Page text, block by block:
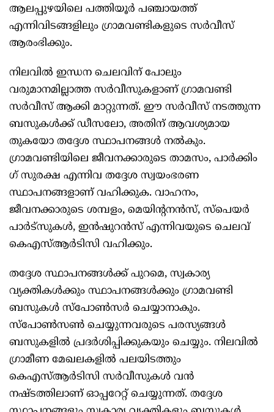
ആലപ്പുഴയിലെ പത്തിയൂർ പഞ്ചായത്ത്
എന്നിവിടങ്ങളിലും ​​ഗ്രാമവണ്ടികളുടെ സർവീസ്
ആരംഭിക്കും.
നിലവിൽ ഇന്ധന ചെലവിന് പോലും
വരുമാനമില്ലാത്ത സർവീസുകളാണ് ​ഗ്രാമവണ്ടി
സർവീസ് ആക്കി മാറ്റുന്നത്. ഈ സർവീസ് നടത്തുന്ന
ബസുകൾക്ക് ഡീസലോ, അതിന് ആവശ്യമായ
തുകയോ തദ്ദേശ സ്ഥാപനങ്ങൾ നൽകും. ​
ഗ്രാമവണ്ടിയിലെ ജീവനക്കാരുടെ താമസം, പാർക്കിം​
ഗ് സുരക്ഷ എന്നിവ തദ്ദേശ സ്വയംഭരണ
സ്ഥാപനങ്ങളാണ് വഹിക്കുക. വാഹനം,
ജീവനക്കാരുടെ ശമ്പളം, മെയിന്റനൻസ്, സ്പെയർ
പാർട്സുകൾ, ഇൻഷുറൻസ് എന്നിവയുടെ ചെലവ്
കെഎസ്ആർടിസി വഹിക്കും.
തദ്ദേശ സ്ഥാപനങ്ങൾക്ക് പുറമെ, സ്വകാര്യ
വ്യക്തികൾക്കും സ്ഥാപനങ്ങൾക്കും ​ഗ്രാമവണ്ടി
ബസുകൾ സ്പോൺസർ ചെയ്യാനാകും.
സ്പോൺസൺ ചെയ്യുന്നവരുടെ പരസ്യങ്ങൾ
ബസുകളിൽ പ്രദർശിപ്പിക്കുകയും ചെയ്യും. നിലവിൽ
ഗ്രാമീണ മേഖലകളിൽ പലയിടത്തും
കെഎസ്ആർടിസി സർവീസുകൾ വൻ
നഷ്ടത്തിലാണ് ഓപ്പറേറ്റ് ചെയ്യുന്നത്. തദ്ദേശ